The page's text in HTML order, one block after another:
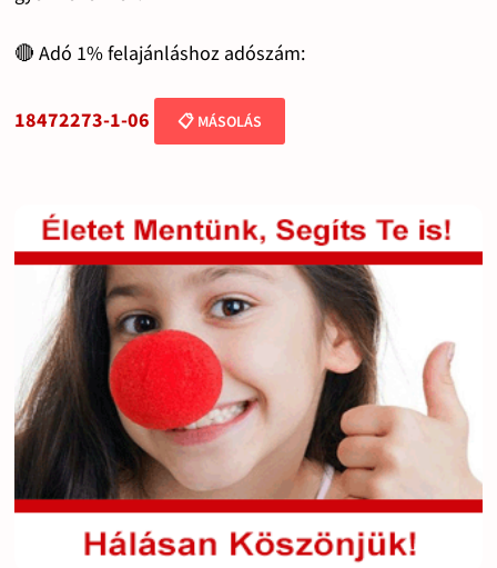
🔴 Adó 1% felajánláshoz adószám:
18472273-1-06 📋 MÁSOLÁS